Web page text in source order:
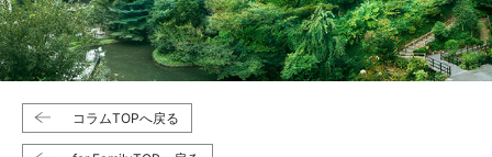
コラムTOPへ戻る